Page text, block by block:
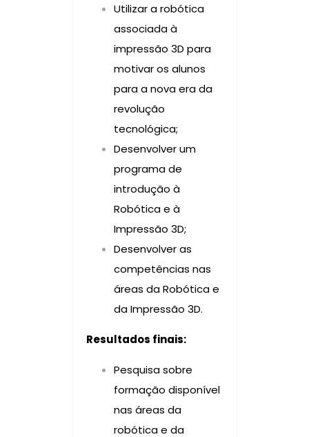
Utilizar a robótica
associada à
impressão 3D para
motivar os alunos
para a nova era da
revolução
tecnológica;
Desenvolver um
programa de
introdução à
Robótica e à
Impressão 3D;
Desenvolver as
competências nas
áreas da Robótica e
da Impressão 3D.
Resultados finais:
Pesquisa sobre
formação disponível
nas áreas da
robótica e da